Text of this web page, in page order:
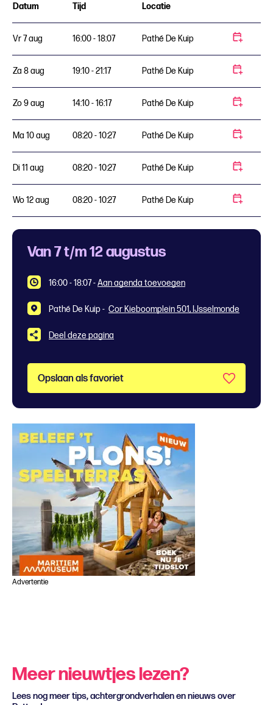
Datum Tijd Locatie
Vr 7 aug 16:00 - 18:07 Pathé De Kuip
Za 8 aug 19:10 - 21:17 Pathé De Kuip
Zo 9 aug 14:10 - 16:17 Pathé De Kuip
Ma 10 aug 08:20 - 10:27 Pathé De Kuip
Di 11 aug 08:20 - 10:27 Pathé De Kuip
Wo 12 aug 08:20 - 10:27 Pathé De Kuip
Van 7 t/m 12 augustus
16:00 - 18:07-Aan agenda toevoegen
Pathé De Kuip - Cor Kieboomplein 501, IJsselmonde
Deel deze pagina
Opslaan als favoriet
Advertentie
Meer nieuwtjes lezen?
Lees nog meer tips, achtergrondverhalen en nieuws over